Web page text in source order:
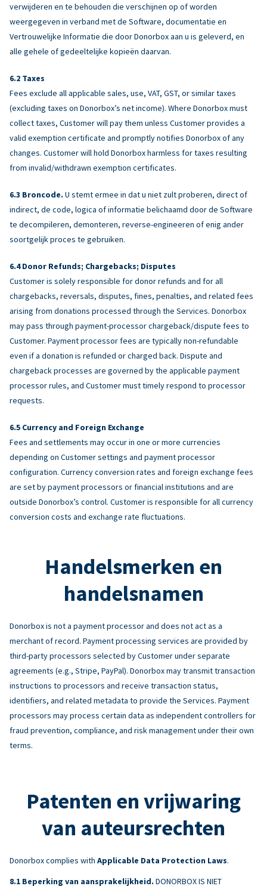
verwijderen en te behouden die verschijnen op of worden
weergegeven in verband met de Software, documentatie en
Vertrouwelijke Informatie die door Donorbox aan u is geleverd, en
alle gehele of gedeeltelijke kopieën daarvan.
Taxes
Fees exclude all applicable sales, use, VAT, GST, or similar taxes
(excluding taxes on Donorbox’s net income). Where Donorbox must
collect taxes, Customer will pay them unless Customer provides a
valid exemption certificate and promptly notifies Donorbox of any
changes. Customer will hold Donorbox harmless for taxes resulting
from invalid/withdrawn exemption certificates.
Broncode. U stemt ermee in dat u niet zult proberen, direct of
indirect, de code, logica of informatie belichaamd door de Software
te decompileren, demonteren, reverse-engineeren of enig ander
soortgelijk proces te gebruiken.
Donor Refunds; Chargebacks; Disputes
Customer is solely responsible for donor refunds and for all
chargebacks, reversals, disputes, fines, penalties, and related fees
arising from donations processed through the Services. Donorbox
may pass through payment-processor chargeback/dispute fees to
Customer. Payment processor fees are typically non-refundable
even if a donation is refunded or charged back. Dispute and
chargeback processes are governed by the applicable payment
processor rules, and Customer must timely respond to processor
requests.
Currency and Foreign Exchange
Fees and settlements may occur in one or more currencies
depending on Customer settings and payment processor
configuration. Currency conversion rates and foreign exchange fees
are set by payment processors or financial institutions and are
outside Donorbox’s control. Customer is responsible for all currency
conversion costs and exchange rate fluctuations.
Handelsmerken en
handelsnamen
Donorbox is not a payment processor and does not act as a
merchant of record. Payment processing services are provided by
third-party processors selected by Customer under separate
agreements (e.g., Stripe, PayPal). Donorbox may transmit transaction
instructions to processors and receive transaction status,
identifiers, and related metadata to provide the Services. Payment
processors may process certain data as independent controllers for
fraud prevention, compliance, and risk management under their own
terms.
Patenten en vrijwaring
van auteursrechten
Donorbox complies with Applicable Data Protection Laws.
Beperking van aansprakelijkheid. DONORBOX IS NIET